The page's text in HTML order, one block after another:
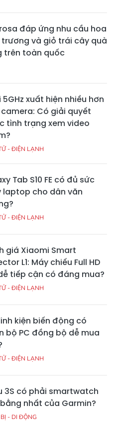
dòng máy nào?
Galaxy AI và Gemini
Intelligence trên Galaxy
Z Series mới: Trợ lý AI
thông minh hơn từng
DPEC: Dấu ấn hợp tác
Việt Nam - Hàn Quốc
trong ngành tái chế
2600 tiến trình
trên Z Flip 8: Đủ sức đấu
8 Elite Gen 5?
- ĐIỆN LẠNH